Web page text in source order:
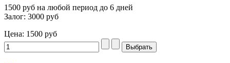
1500 руб на любой период до 6 дней
Залог: 3000 руб
Цена: 1500 руб